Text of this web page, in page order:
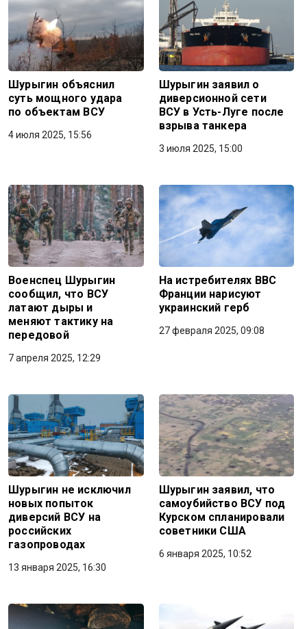
Шурыгин объяснил
суть мощного удара
по объектам ВСУ
4 июля 2025, 15:56
Шурыгин заявил о
диверсионной сети
ВСУ в Усть-Луге после
взрыва танкера
3 июля 2025, 15:00
Военспец Шурыгин
сообщил, что ВСУ
латают дыры и
меняют тактику на
передовой
7 апреля 2025, 12:29
На истребителях ВВС
Франции нарисуют
украинский герб
27 февраля 2025, 09:08
Шурыгин не исключил
новых попыток
диверсий ВСУ на
российских
газопроводах
13 января 2025, 16:30
Шурыгин заявил, что
самоубийство ВСУ под
Курском спланировали
советники США
6 января 2025, 10:52